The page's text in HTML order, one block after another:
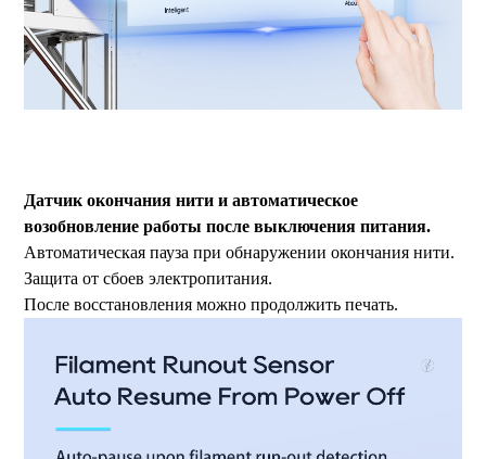
Датчик окончания нити и автоматическое
возобновление работы после выключения питания.
Автоматическая пауза при обнаружении окончания нити.
Защита от сбоев электропитания.
После восстановления можно продолжить печать.